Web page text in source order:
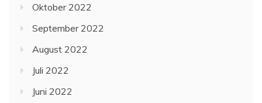
Oktober 2022
September 2022
August 2022
Juli 2022
Juni 2022